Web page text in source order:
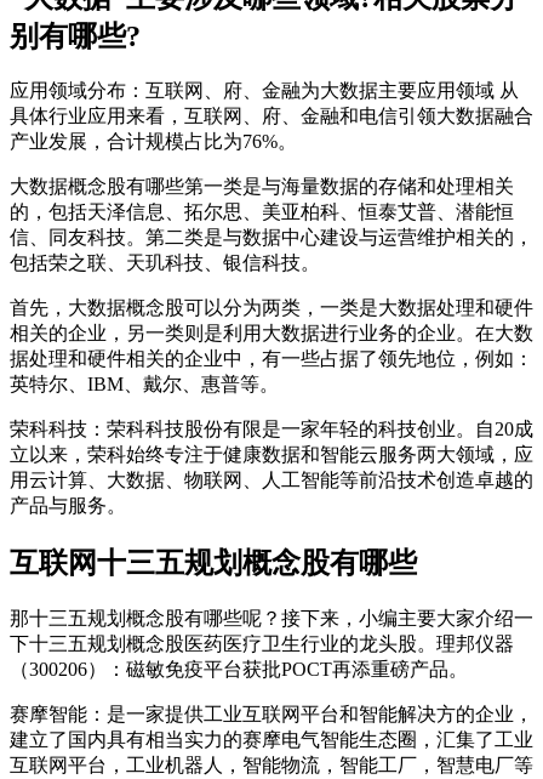
别有哪些?
应用领域分布：互联网、府、金融为大数据主要应用领域 从
具体行业应用来看，互联网、府、金融和电信引领大数据融合
产业发展，合计规模占比为76%。
大数据概念股有哪些第一类是与海量数据的存储和处理相关
的，包括天泽信息、拓尔思、美亚柏科、恒泰艾普、潜能恒
信、同友科技。第二类是与数据中心建设与运营维护相关的，
包括荣之联、天玑科技、银信科技。
首先，大数据概念股可以分为两类，一类是大数据处理和硬件
相关的企业，另一类则是利用大数据进行业务的企业。在大数
据处理和硬件相关的企业中，有一些占据了领先地位，例如：
英特尔、IBM、戴尔、惠普等。
荣科科技：荣科科技股份有限是一家年轻的科技创业。自20成
立以来，荣科始终专注于健康数据和智能云服务两大领域，应
用云计算、大数据、物联网、人工智能等前沿技术创造卓越的
产品与服务。
互联网十三五规划概念股有哪些
那十三五规划概念股有哪些呢？接下来，小编主要大家介绍一
下十三五规划概念股医药医疗卫生行业的龙头股。理邦仪器
（300206）：磁敏免疫平台获批POCT再添重磅产品。
赛摩智能：是一家提供工业互联网平台和智能解决方的企业，
建立了国内具有相当实力的赛摩电气智能生态圈，汇集了工业
互联网平台，工业机器人，智能物流，智能工厂，智慧电厂等